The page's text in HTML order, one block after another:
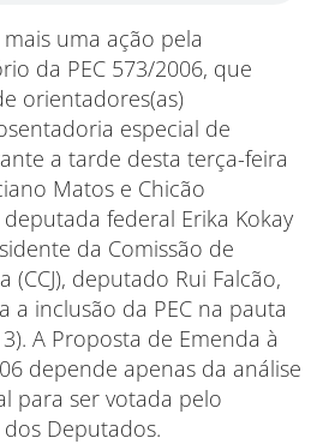
uma ação pela
da PEC 573/2006, que
orientadores(as)
especial de
a tarde desta terça-feira
Matos e Chicão
federal Erika Kokay
da Comissão de
(CCJ), deputado Rui Falcão,
a inclusão da PEC na pauta
A Proposta de Emenda à
depende apenas da análise
para ser votada pelo
Deputados.